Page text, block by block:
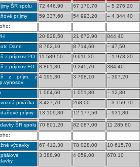
ŠR spolu 72 446,90 67 170,70 – 5 276,20
príjmy
59 337,60 54 993,20 – 4 344,40
20 828,50 21 672,90 844,40
Dane
8 762,10 8 714,60 – 47,50
z príjmov PO
11 589,50 9 611,30 – 1 978,20
z príjmov FO
8 861,30 9 245,70 384,40
z príjm. z 4 195,30 3 798,10 – 397,20
1 064,60 1 051,80 – 12,80
prirážka
3 427,70 268,00 – 3 159,70
príjmy
13 109,30 12 177,50 – 931,80
ŠR spolu 70 801,20 82 087,00 11 285,80
výdavky
67 412,30 78 028,00 10 615,70
3 388,90 4 059,00 670,10